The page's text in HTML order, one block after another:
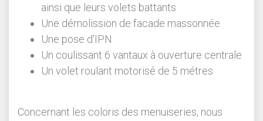
ainsi que leurs volets battants
Une démolission de facade massonnée
Une pose d'IPN
Un coulissant 6 vantaux à ouverture centrale
Un volet roulant motorisé de 5 métres
Concernant les coloris des menuiseries, nous